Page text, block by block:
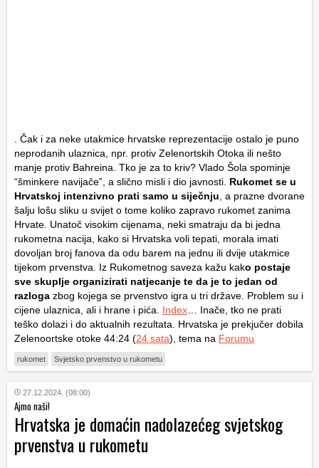
. Čak i za neke utakmice hrvatske reprezentacije ostalo je puno
neprodanih ulaznica, npr. protiv Zelenortskih Otoka ili nešto
manje protiv Bahreina. Tko je za to kriv? Vlado Šola spominje
“šminkere navijače”, a slično misli i dio javnosti. Rukomet se u
Hrvatskoj intenzivno prati samo u siječnju , a prazne dvorane
šalju lošu sliku u svijet o tome koliko zapravo rukomet zanima
Hrvate. Unatoč visokim cijenama, neki smatraju da bi jedna
rukometna nacija, kako si Hrvatska voli tepati, morala imati
dovoljan broj fanova da odu barem na jednu ili dvije utakmice
tijekom prvenstva. Iz Rukometnog saveza kažu kako postaje
sve skuplje organizirati natjecanje te da je to jedan od
razloga zbog kojega se prvenstvo igra u tri države. Problem su i
cijene ulaznica, ali i hrane i pića. Index … Inače, tko ne prati
teško dolazi i do aktualnih rezultata. Hrvatska je prekjučer dobila
Zelenoortske otoke 44:24 (24 sata), tema na Forumu
rukomet Svjetsko prvenstvo u rukometu
27.12.2024. (08:00)
Ajmo naši!
Hrvatska je domaćin nadolazećeg svjetskog
prvenstva u rukometu